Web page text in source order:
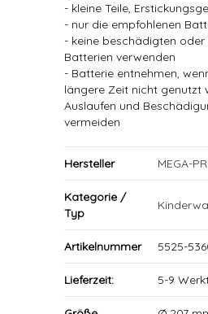
- kleine Teile,
- nur die empfohlenen
- keine beschädigten oder
Batterien verwenden
- Batterie entnehmen,
längere Zeit nicht genutzt
Auslaufen und
vermeiden
Hersteller MEGA-
Kategorie /
Typ
Artikelnummer 5525-
Lieferzeit: 5-9